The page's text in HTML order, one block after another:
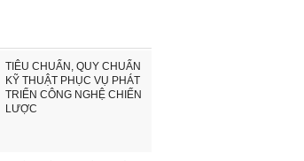
TIÊU CHUẨN, QUY CHUẨN
KỸ THUẬT PHỤC VỤ PHÁT
TRIỂN CÔNG NGHỆ CHIẾN
LƯỢC